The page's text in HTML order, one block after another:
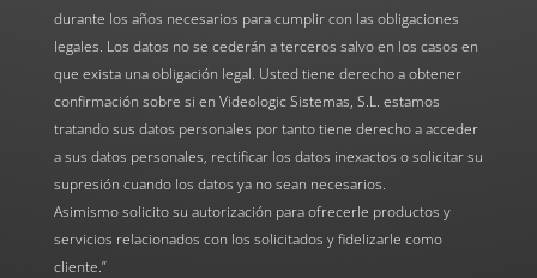
durante los años necesarios para cumplir con las obligaciones
legales. Los datos no se cederán a terceros salvo en los casos en
que exista una obligación legal. Usted tiene derecho a obtener
confirmación sobre si en Videologic Sistemas, S.L. estamos
tratando sus datos personales por tanto tiene derecho a acceder
a sus datos personales, rectificar los datos inexactos o solicitar su
supresión cuando los datos ya no sean necesarios.
Asimismo solicito su autorización para ofrecerle productos y
servicios relacionados con los solicitados y fidelizarle como
cliente.”